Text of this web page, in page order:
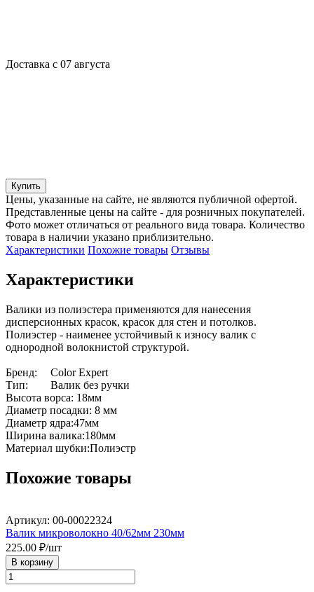
Доставка с 07 августа
Купить
Цены, указанные на сайте, не являются публичной офертой.
Представленные цены на сайте - для розничных покупателей.
Фото может отличаться от реального вида товара. Количество
товара в наличии указано приблизительно.
Характеристики Похожие товары Отзывы
Характеристики
Валики из полиэстера применяются для нанесения
дисперсионных красок, красок для стен и потолков.
Полиэстер - наименее устойчивый к износу валик с
однородной волокнистой структурой.
Бренд:	Color Expert
Тип:	Валик без ручки
Высота ворса: 18мм
Диаметр посадки: 8 мм
Диаметр ядра:47мм
Ширина валика:180мм
Материал шубки:Полиэстр
Похожие товары
Артикул: 00-00022324
Валик микроволокно 40/62мм 230мм
225.00 ₽/шт
В корзину